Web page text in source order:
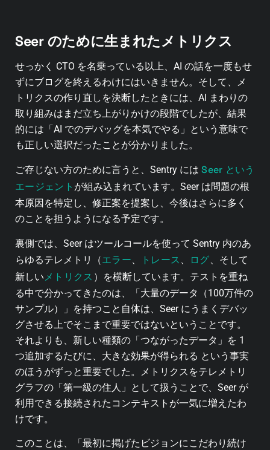
Seer のために生まれたメトリクス
せっかく CTO を名乗っている以上、AI の話を一度もせ
ずにブログを終えるわけにはいきません。そして、メ
トリクスの作り直しを決断したときには、AI まわりの
取り組みはまだ立ち上がりかけの段階でしたが、結果
的には「AI でのデバッグを本気でやる」という意味で
も正しい選択だったことが分かりました。
ご存じない方のために言うと、Sentry には Seer という
エージェント が組み込まれています。Seer は問題の根
本原因を特定し、修正案を提案し、今後はさらに多く
のことを担うようになる予定です。
裏側では、Seer はツールコールを使って Sentry 内のあ
らゆるテレメトリ（エラー トレース ログ 、そして
新しいメトリクス ）を横断しています。テストを重ね
る中で分かってきたのは、「大量のデータ（100万件の
サンプル）」を持つこと自体は、Seer にうまくデバッ
グさせる上でそこまで重要ではないということです。
それよりも、新しい種類の「つながったデータ」を 1
つ追加するたびに、大きな効果が得られる という事実
のほうがずっと重要でした。メトリクスをテレメトリ
グラフの「第一級の住人」として扱うことで、Seer が
利用できる接続されたコンテキストが一気に増えたわ
けです。
このことは、「最初に掲げたビジョンにこだわり続け